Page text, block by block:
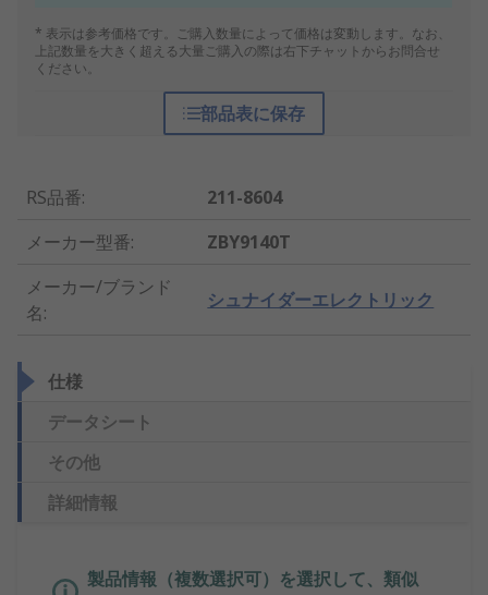
* 表示は参考価格です。ご購入数量によって価格は変動します。なお、
上記数量を大きく超える大量ご購入の際は右下チャットからお問合せ
ください。
部品表に保存
RS品番:
211-8604
メーカー型番:
ZBY9140T
メーカー/ブランド
名:
シュナイダーエレクトリック
仕様
データシート
その他
詳細情報
製品情報（複数選択可）を選択して、類似